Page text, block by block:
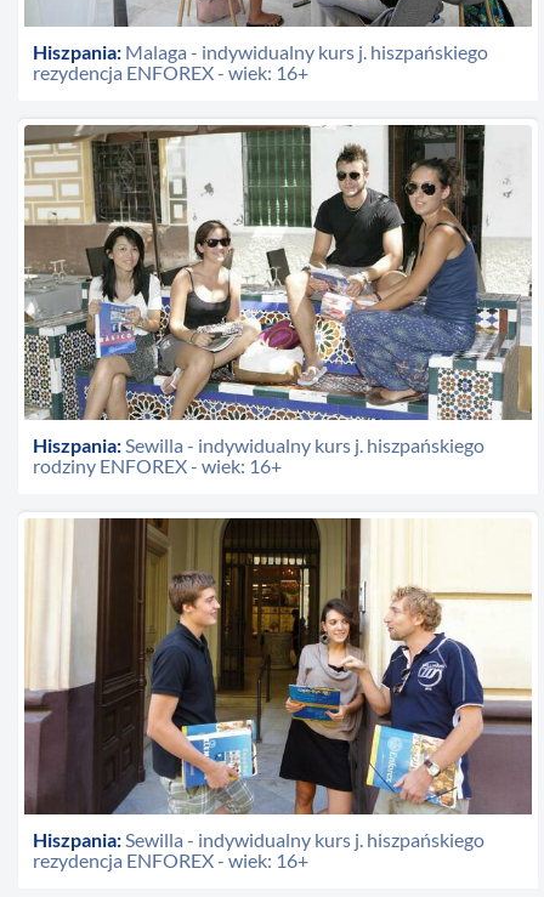
Hiszpania: Malaga - indywidualny kurs j. hiszpańskiego
rezydencja ENFOREX - wiek: 16+
Hiszpania:Sewilla - indywidualny kurs j. hiszpańskiego
rodziny ENFOREX - wiek: 16+
Hiszpania:Sewilla - indywidualny kurs j. hiszpańskiego
rezydencja ENFOREX - wiek: 16+